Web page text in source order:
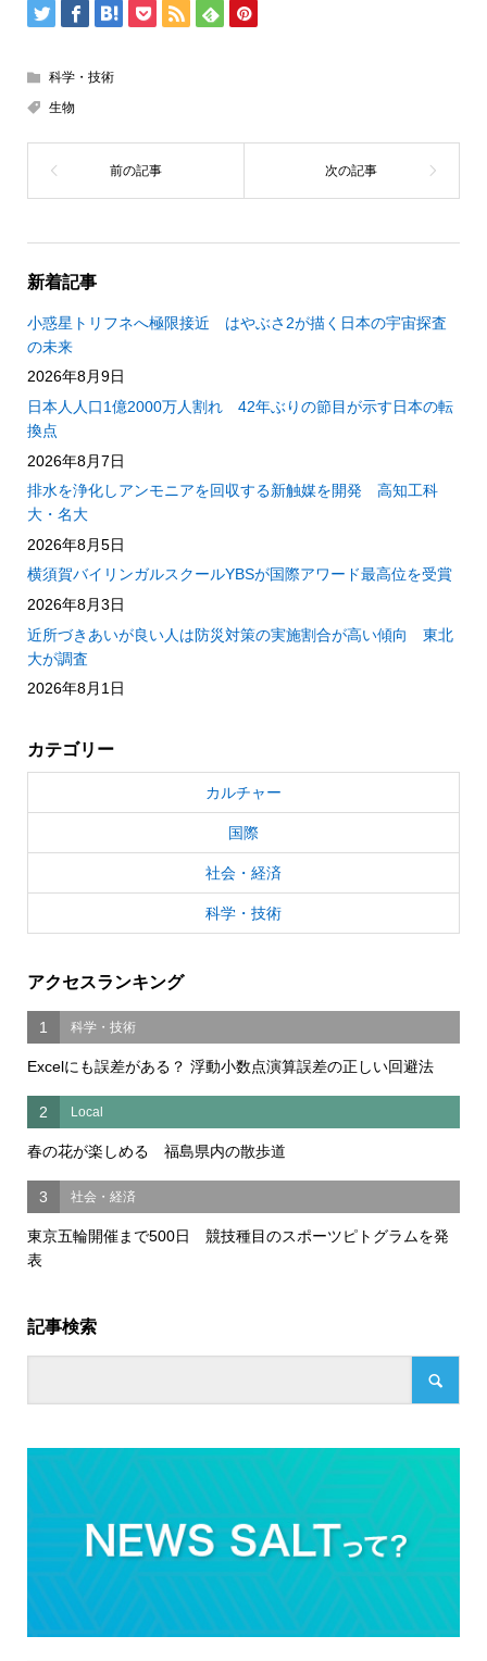
科学・技術
生物
新着記事
小惑星トリフネへ極限接近 はやぶさ2が描く日本の宇宙探査
の未来
2026年8月9日
日本人人口1億2000万人割れ 42年ぶりの節目が示す日本の転
換点
2026年8月7日
排水を浄化しアンモニアを回収する新触媒を開発 高知工科
大・名大
2026年8月5日
横須賀バイリンガルスクールYBSが国際アワード最高位を受賞
2026年8月3日
近所づきあいが良い人は防災対策の実施割合が高い傾向 東北
大が調査
2026年8月1日
カテゴリー
カルチャー
国際
社会・経済
科学・技術
アクセスランキング
1 科学・技術
Excelにも誤差がある？ 浮動小数点演算誤差の正しい回避法
2 Local
春の花が楽しめる 福島県内の散歩道
3 社会・経済
東京五輪開催まで500日 競技種目のスポーツピトグラムを発
表
記事検索